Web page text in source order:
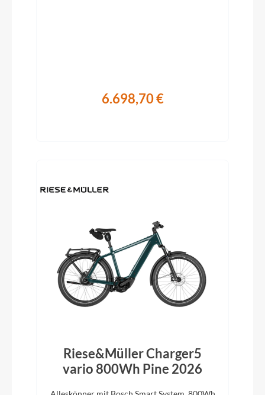
6.698,70 €
Riese&Müller Charger5
vario 800Wh Pine 2026